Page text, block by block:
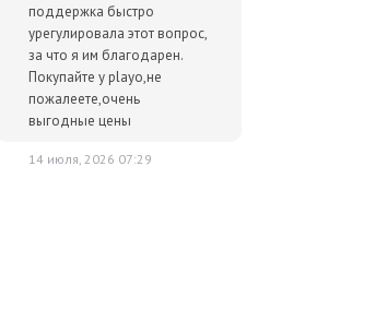
поддержка быстро
урегулировала этот вопрос,
за что я им благодарен.
Покупайте у playo,не
пожалеете,очень
выгодные цены
14 июля, 2026 07:29